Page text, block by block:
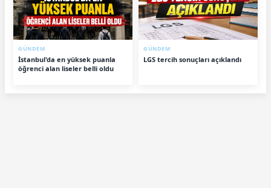
GÜNDEM
İstanbul'da en yüksek puanla
öğrenci alan liseler belli oldu
GÜNDEM
LGS tercih sonuçları açıklandı